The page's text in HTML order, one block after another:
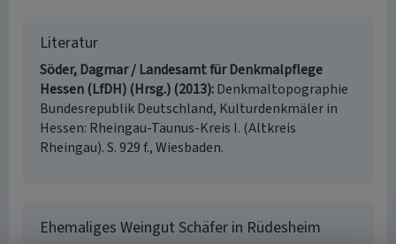
Literatur
Söder, Dagmar / Landesamt für Denkmalpflege
Hessen (LfDH) (Hrsg.) (2013) Denkmaltopographie
Bundesrepublik Deutschland, Kulturdenkmäler in
Hessen: Rheingau-Taunus-Kreis I. (Altkreis
Rheingau). S. 929 f., Wiesbaden.
Ehemaliges Weingut Schäfer in Rüdesheim